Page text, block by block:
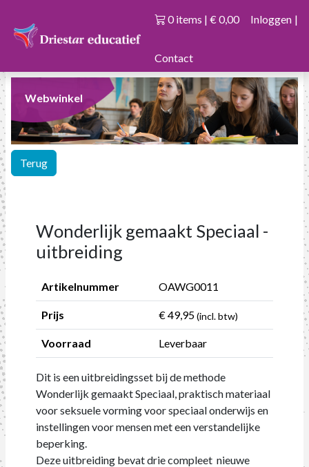
0 items | € 0,00 Inloggen |
Contact
Webwinkel
Terug
Wonderlijk gemaakt Speciaal -
uitbreiding
Artikelnummer OAWG0011
Prijs € 49,95(incl. btw)
Voorraad Leverbaar
Dit is een uitbreidingsset bij de methode
Wonderlijk gemaakt Speciaal, praktisch materiaal
voor seksuele vorming voor speciaal onderwijs en
instellingen voor mensen met een verstandelijke
beperking.
Deze uitbreiding bevat drie compleet nieuwe